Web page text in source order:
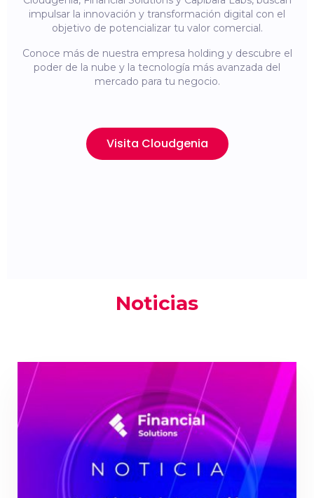
impulsar la innovación y transformación digital con el
objetivo de potencializar tu valor comercial.
Conoce más de nuestra empresa holding y descubre el
poder de la nube y la tecnología más avanzada del
mercado para tu negocio.
Visita Cloudgenia
Noticias